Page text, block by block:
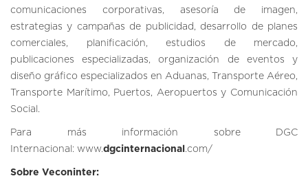
comunicaciones corporativas, asesoría de imagen,
estrategias y campañas de publicidad, desarrollo de planes
comerciales, planificación, estudios de mercado,
publicaciones especializadas, organización de eventos y
diseño gráfico especializados en Aduanas, Transporte Aéreo,
Transporte Marítimo, Puertos, Aeropuertos y Comunicación
Social.
Para más información sobre DGC
Internacional: www.dgcinternacional .com/
Sobre Veconinter: